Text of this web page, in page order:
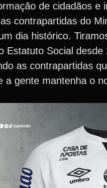
de cidadãos e
contrapartidas do
dia histórico.
Estatuto Social
as contrapartidas
a gente mantenha o